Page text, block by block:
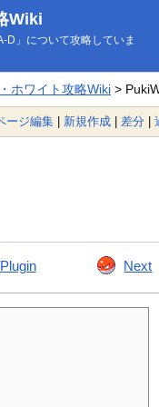
Wiki
D」について攻略していま
ホワイト攻略Wiki>
ージ編集 | 新規作成 | 差分 |
Next